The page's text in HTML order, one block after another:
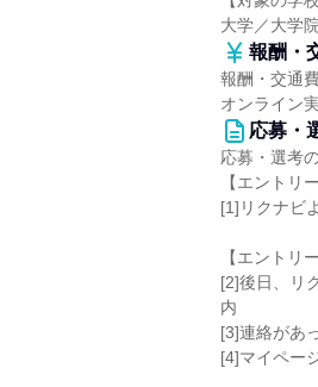
大学／大学
報酬・
報酬・交通
オンライン
応募・
応募・選考
【エントリ
[1]リクナビ
【エントリ
[2]後日、リ
内
[3]連絡があ
[4]マイペー